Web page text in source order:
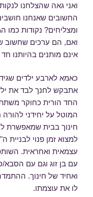
ואני גאה שהצלחנו
החשובים שאנחנו
ומצליחים? נקודות כמו
ואם, הם ערכים שחשוב
אינם מותנים בהיותנו חד
כאמא לארבע ילדים
אתבקש לחנך לבד את
החד הורית כחוקר
המוטל על יחידני
חינוך בבית שמאפשרת
למצוא זמן פנוי לבניית
עצמאית ואחראית.
עם בן זוג וגם עם
ואחיד של חינוך.
לו את עוצמתו.